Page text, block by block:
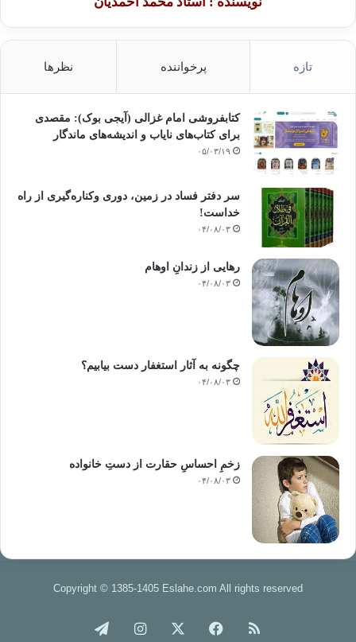
تازه پرخواننده نظرها
کتابفروشی امام غزالی (آیجی بوک): مقصدی
برای کتاب‌های نایاب و اندیشه‌های ماندگار
۰۵/۰۳/۱۹
سر دفتر فساد در زمین‌، دوری وکناره‌گیری از راه
خداست‌!
۰۴/۰۸/۰۳
رهایی از زندانِ اوهام
۰۴/۰۸/۰۳
چگونه به آثار استغفار دست بیابیم؟
۰۴/۰۸/۰۳
زخمِ احساسِ حقارت از دستِ خانواده
۰۴/۰۸/۰۳
Copyright © 1385-1405 Eslahe.com All rights reserved
خوراک فیس اینستاگرام